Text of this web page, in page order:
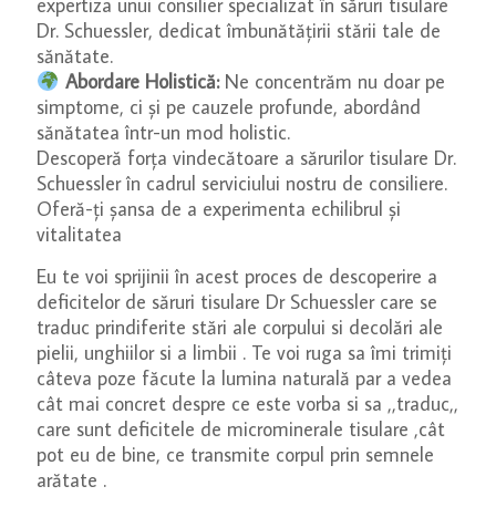
Dr. Schuessler, dedicat îmbunătățirii stării tale de
sănătate.
Abordare Holistică:Ne concentrăm nu doar pe
simptome, ci și pe cauzele profunde, abordând
sănătatea într-un mod holistic.
Descoperă forța vindecătoare a sărurilor tisulare Dr.
Schuessler în cadrul serviciului nostru de consiliere.
Oferă-ți șansa de a experimenta echilibrul și
vitalitatea
Eu te voi sprijinii în acest proces de descoperire a
deficitelor de săruri tisulare Dr Schuessler care se
traduc prindiferite stări ale corpului si decolări ale
pielii, unghiilor si a limbii . Te voi ruga sa îmi trimiți
câteva poze făcute la lumina naturală par a vedea
cât mai concret despre ce este vorba si sa ,,traduc,,
care sunt deficitele de microminerale tisulare ,cât
pot eu de bine, ce transmite corpul prin semnele
arătate .